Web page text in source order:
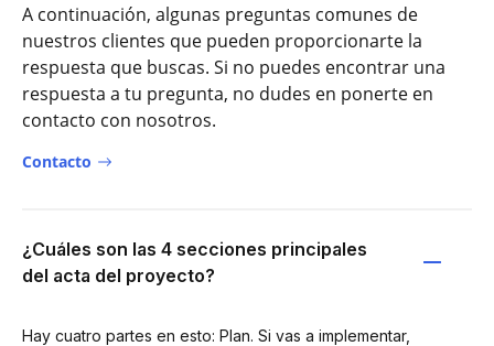
A continuación, algunas preguntas comunes de
nuestros clientes que pueden proporcionarte la
respuesta que buscas. Si no puedes encontrar una
respuesta a tu pregunta, no dudes en ponerte en
contacto con nosotros.
Contacto
¿Cuáles son las 4 secciones principales
del acta del proyecto?
Hay cuatro partes en esto: Plan. Si vas a implementar,